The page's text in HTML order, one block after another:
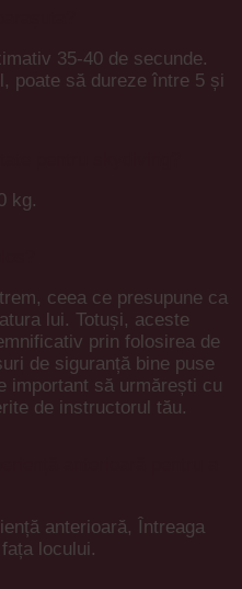
35-40 de secunde.
poate să dureze între 5 și
kg.
ceea ce presupune ca
lui. Totuși, aceste
prin folosirea de
de siguranță bine puse
important să urmărești cu
de instructorul tău.
anterioară, Întreaga
locului.